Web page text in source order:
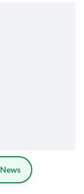
News